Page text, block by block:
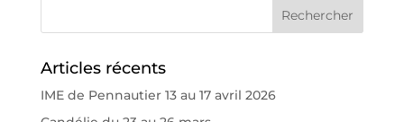
Articles récents
IME de Pennautier 13 au 17 avril 2026